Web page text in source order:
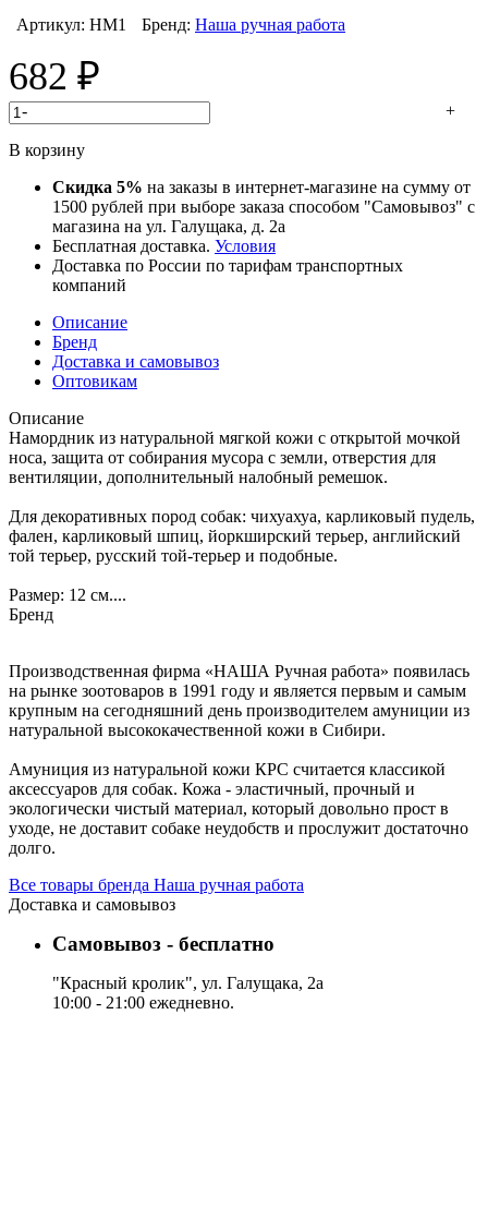
Артикул: НМ1 Бренд: Наша ручная работа
682 ₽
- +
В корзину
Скидка 5% на заказы в интернет-магазине на сумму от
1500 рублей при выборе заказа способом "Самовывоз" с
магазина на ул. Галущака, д. 2а
Бесплатная доставка. Условия
Доставка по России по тарифам транспортных
компаний
Описание
Бренд
Доставка и самовывоз
Оптовикам
Описание
Намордник из натуральной мягкой кожи с открытой мочкой
носа, защита от собирания мусора с земли, отверстия для
вентиляции, дополнительный налобный ремешок.
Для декоративных пород собак: чихуахуа, карликовый пудель,
фален, карликовый шпиц, йоркширский терьер, английский
той терьер, русский той-терьер и подобные.
Размер: 12 см....
Бренд
Производственная фирма «НАША Ручная работа» появилась
на рынке зоотоваров в 1991 году и является первым и самым
крупным на сегодняшний день производителем амуниции из
натуральной высококачественной кожи в Сибири.
Амуниция из натуральной кожи КРС считается классикой
аксессуаров для собак. Кожа - эластичный, прочный и
экологически чистый материал, который довольно прост в
уходе, не доставит собаке неудобств и прослужит достаточно
долго.
Все товары бренда Наша ручная работа
Доставка и самовывоз
Самовывоз - бесплатно
"Красный кролик", ул. Галущака, 2а
10:00 - 21:00 ежедневно.